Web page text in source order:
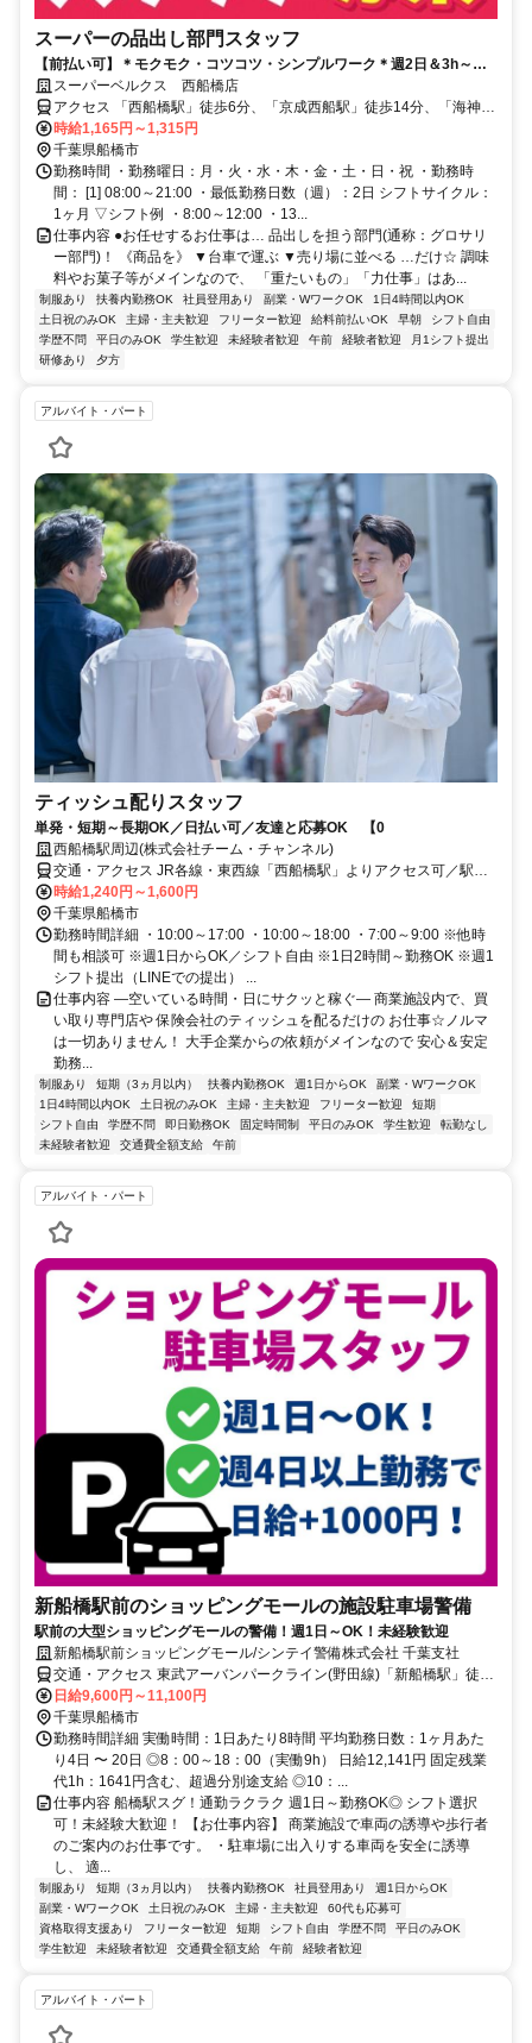
スーパーの品出し部門スタッフ
【前払い可】＊モクモク・コツコツ・シンプルワーク＊週2日＆3h～シ
フト相談OK！扶養内でも働けます♪
スーパーベルクス 西船橋店
アクセス 「西船橋駅」徒歩6分、「京成西船駅」徒歩14分、「海神
駅」徒歩19分★自転車通勤OK
時給1,165円～1,315円
千葉県船橋市
勤務時間 ・勤務曜日：月・火・水・木・金・土・日・祝 ・勤務時
間： [1] 08:00～21:00 ・最低勤務日数（週）：2日 シフトサイクル：
1ヶ月 ▽シフト例 ・8:00～12:00 ・13...
仕事内容 ●お任せするお仕事は… 品出しを担う部門(通称：グロサリ
ー部門)！ 《商品を》 ▼台車で運ぶ ▼売り場に並べる …だけ☆ 調味
料やお菓子等がメインなので、 「重たいもの」「力仕事」はあ...
制服あり 扶養内勤務OK 社員登用あり 副業・WワークOK
1日4時間以内OK
土日祝のみOK
主婦・主夫歓迎 フリーター歓迎 給料前払いOK 早朝
シフト自由
学歴不問
平日のみOK 学生歓迎 未経験者歓迎 午前 経験者歓迎
月1シフト提出
研修あり
夕方
アルバイト・パート
ティッシュ配りスタッフ
単発・短期～長期OK／日払い可／友達と応募OK 【0
西船橋駅周辺(株式会社チーム・チャンネル)
交通・アクセス JR各線・東西線「西船橋駅」よりアクセス可／駅近5
分以内 ※直行直帰OK
時給1,240円～1,600円
千葉県船橋市
勤務時間詳細 ・10:00～17:00 ・10:00～18:00 ・7:00～9:00 ※他時
間も相談可 ※週1日からOK／シフト自由 ※1日2時間～勤務OK ※週1
シフト提出（LINEでの提出） ...
仕事内容 ―空いている時間・日にサクッと稼ぐ― 商業施設内で、買
い取り専門店や 保険会社のティッシュを配るだけの お仕事☆ノルマ
は一切ありません！ 大手企業からの依頼がメインなので 安心＆安定
勤務...
制服あり 短期（3ヵ月以内） 扶養内勤務OK 週1日からOK
副業・WワークOK
1日4時間以内OK
土日祝のみOK 主婦・主夫歓迎 フリーター歓迎
短期
シフト自由
学歴不問 即日勤務OK 固定時間制 平日のみOK 学生歓迎
転勤なし
未経験者歓迎
交通費全額支給 午前
アルバイト・パート
新船橋駅前のショッピングモールの施設駐車場警備
駅前の大型ショッピングモールの警備！週1日～OK！未経験歓迎
新船橋駅前ショッピングモール/シンテイ警備株式会社 千葉支社
交通・アクセス 東武アーバンパークライン(野田線)「新船橋駅」徒歩
1分、東葉高速鉄道「東海神駅」徒歩7分
日給9,600円～11,100円
千葉県船橋市
勤務時間詳細 実働時間：1日あたり8時間 平均勤務日数：1ヶ月あた
り4日 〜 20日 ◎8：00～18：00（実働9h） 日給12,141円 固定残業
代1h：1641円含む、超過分別途支給 ◎10：...
仕事内容 船橋駅スグ！通勤ラクラク 週1日～勤務OK◎ シフト選択
可！未経験大歓迎！ 【お仕事内容】 商業施設で車両の誘導や歩行者
のご案内のお仕事です。 ・駐車場に出入りする車両を安全に誘導
し、 適...
制服あり 短期（3ヵ月以内） 扶養内勤務OK 社員登用あり
週1日からOK
副業・WワークOK
土日祝のみOK 主婦・主夫歓迎
60代も応募可
資格取得支援あり
フリーター歓迎 短期 シフト自由 学歴不問
平日のみOK
学生歓迎
未経験者歓迎 交通費全額支給 午前 経験者歓迎
アルバイト・パート